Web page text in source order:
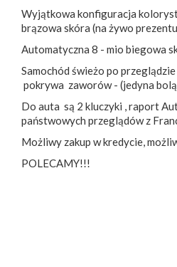
Wyjątkowa konfiguracja
brązowa skóra (na żywo
Automatyczna 8 - mio biegowa
Samochód świeżo po
pokrywa zaworów - (jedyna
Do auta są 2 kluczyki , raport
państwowych przeglądów z
Możliwy zakup w kredycie,
POLECAMY!!!